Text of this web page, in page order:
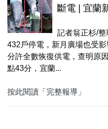
斷電 | 宜蘭
記者翁正杉/
432戶停電，新月廣場也受
分許全數恢復供電，查明原
點43分，宜蘭...
按此閱讀「完整報導」